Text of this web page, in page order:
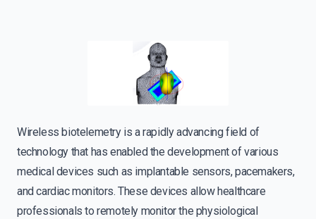
Wireless biotelemetry is a rapidly advancing field of
technology that has enabled the development of various
medical devices such as implantable sensors, pacemakers,
and cardiac monitors. These devices allow healthcare
professionals to remotely monitor the physiological